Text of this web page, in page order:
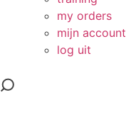
my orders
mijn account
log uit